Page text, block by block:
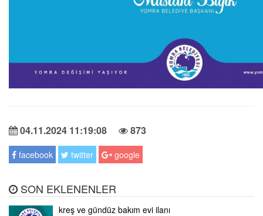
04.11.2024 11:19:08 873
facebook twitter google
SON EKLENENLER
kreş ve gündüz bakım evi ilanı